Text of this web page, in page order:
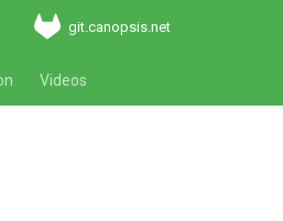
git.canopsis.net
Videos